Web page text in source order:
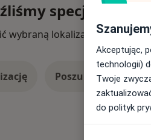
specjalistów
wybraną lokalizację lub
Poszukaj
Akceptując,
technologii)
Twoje
do polityk